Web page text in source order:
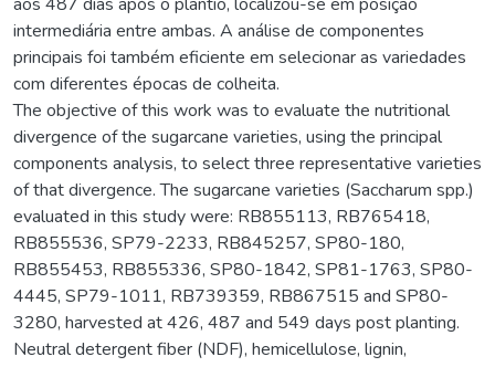
intermediária entre ambas. A análise de componentes
principais foi também eficiente em selecionar as variedades
com diferentes épocas de colheita.
The objective of this work was to evaluate the nutritional
divergence of the sugarcane varieties, using the principal
components analysis, to select three representative varieties
of that divergence. The sugarcane varieties (Saccharum spp.)
evaluated in this study were: RB855113, RB765418,
RB855536, SP79-2233, RB845257, SP80-180,
RB855453, RB855336, SP80-1842, SP81-1763, SP80-
4445, SP79-1011, RB739359, RB867515 and SP80-
3280, harvested at 426, 487 and 549 days post planting.
Neutral detergent fiber (NDF), hemicellulose, lignin,